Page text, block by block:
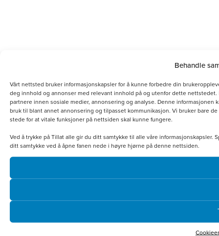
Behandle
Vårt nettsted bruker informasjonskapsler for å kunne forbedre din
deg innhold og annonser med relevant innhold på og utenfor dette
partnere innen sosiale medier, annonsering og analyse. Denne
bruk til blant annet annonsering og tilpasset kommunikasjon. Vi bruker bare
stede for at vitale funksjoner på nettsiden skal kunne fungere.
Ved å trykke på Tillat alle gir du ditt samtykke til alle våre
ditt samtykke ved å åpne fanen nede i høyre hjørne på denne nettsiden.